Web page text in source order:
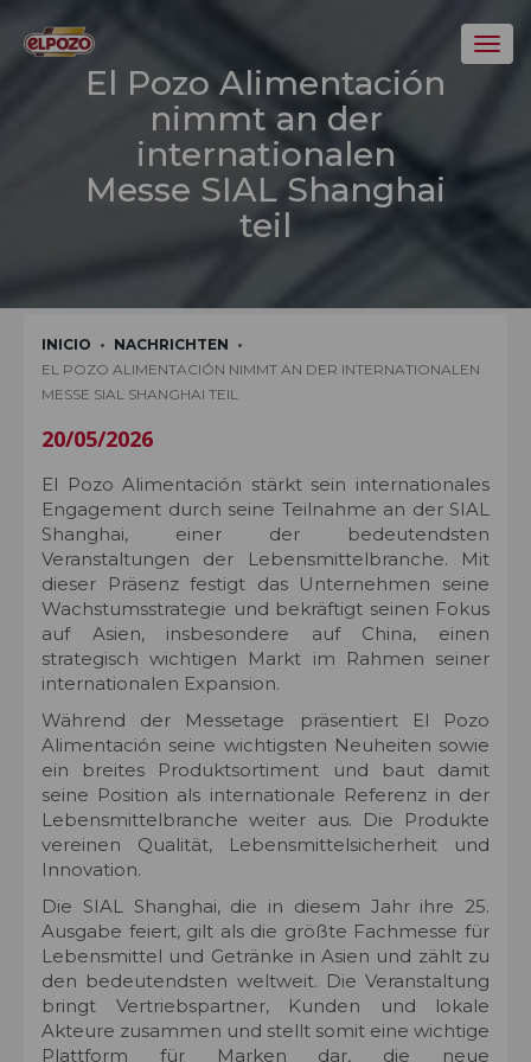
El Pozo Alimentación
nimmt an der
internationalen
Messe SIAL Shanghai
teil
INICIO
NACHRICHTEN
EL POZO ALIMENTACIÓN NIMMT AN DER INTERNATIONALEN
MESSE SIAL SHANGHAI TEIL
20/05/2026
El Pozo Alimentación stärkt sein internationales
Engagement durch seine Teilnahme an der SIAL
Shanghai, einer der bedeutendsten
Veranstaltungen der Lebensmittelbranche. Mit
dieser Präsenz festigt das Unternehmen seine
Wachstumsstrategie und bekräftigt seinen Fokus
auf Asien, insbesondere auf China, einen
strategisch wichtigen Markt im Rahmen seiner
internationalen Expansion.
Während der Messetage präsentiert El Pozo
Alimentación seine wichtigsten Neuheiten sowie
ein breites Produktsortiment und baut damit
seine Position als internationale Referenz in der
Lebensmittelbranche weiter aus. Die Produkte
vereinen Qualität, Lebensmittelsicherheit und
Innovation.
Die SIAL Shanghai, die in diesem Jahr ihre 25.
Ausgabe feiert, gilt als die größte Fachmesse für
Lebensmittel und Getränke in Asien und zählt zu
den bedeutendsten weltweit. Die Veranstaltung
bringt Vertriebspartner, Kunden und lokale
Akteure zusammen und stellt somit eine wichtige
Plattform für Marken dar, die neue